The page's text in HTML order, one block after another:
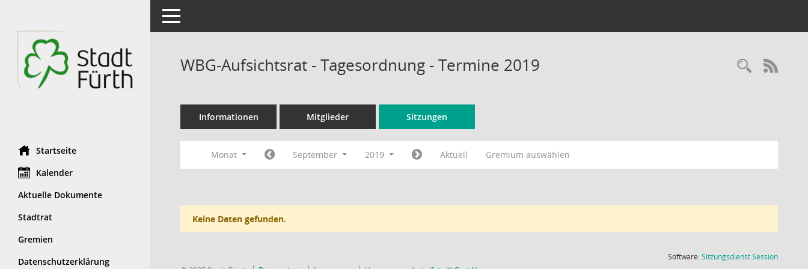
Startseite
Kalender
Aktuelle Dokumente
Stadtrat
Gremien
Datenschutzerklärung
Toggle navigation
WBG-Aufsichtsrat - Tagesordnung - Termine 2019
Informationen Mitglieder Sitzungen
Monat September 2019 Aktuell Gremium auswählen
Keine Daten gefunden.
Software:SitzungsdienstSession(Wird in